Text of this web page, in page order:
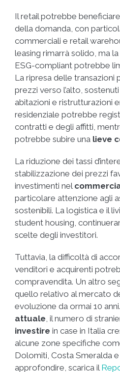
Il retail potrebbe
della domanda, con
commerciali e retail
leasing rimarrà solido, ma
ESG-compliant potrebbe
La ripresa delle transazioni
prezzi verso l’alto,
abitazioni e ristrutturazioni
residenziale potrebbe
contratti e degli affitti,
potrebbe subire una lieve
La riduzione dei tassi
stabilizzazione dei prezzi
investimenti nel
particolare attenzione agli
sostenibili. La logistica e il
student housing,
scelte degli investitori.
Tuttavia, la difficoltà di
venditori e acquirenti
compravendita. Un altro
quello relativo al mercato
evoluzione da ormai 10
attuale, il numero di
investire in case in Italia
alcune zone specifiche
Dolomiti, Costa Smeralda e
approfondire, scarica il